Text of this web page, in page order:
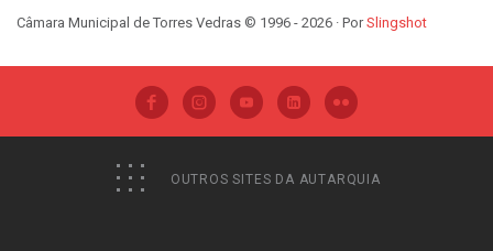
Câmara Municipal de Torres Vedras © 1996 - 2026 · PorSlingshot
OUTROS SITES DA AUTARQUIA